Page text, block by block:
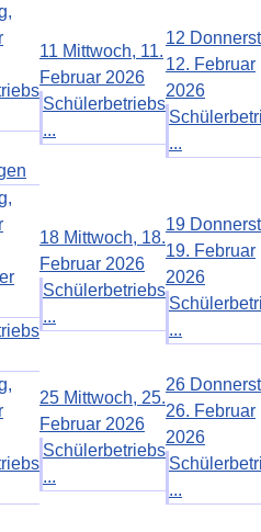
11 Mittwoch, 11.
Februar 2026
Schülerbetriebs
...
12
12. Februar
2026
...
18 Mittwoch, 18.
Februar 2026
Schülerbetriebs
...
19
19. Februar
2026
...
25 Mittwoch, 25.
Februar 2026
Schülerbetriebs
...
26
26. Februar
2026
...